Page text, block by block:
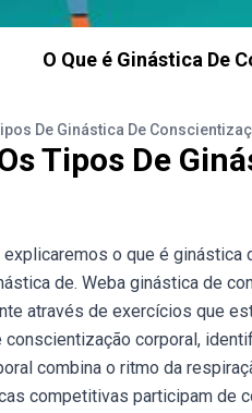
O Que é Ginástica De
De Ginástica De
Tipos De
o que é ginástica
de. Weba ginástica de
através de exercícios que
corporal,
combina o ritmo da
competitivas participam de